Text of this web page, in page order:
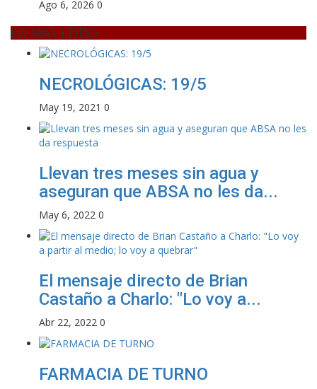
Ago 6, 2026 0
LO MAS LEIDO
NECROLÓGICAS: 19/5
May 19, 2021 0
Llevan tres meses sin agua y
aseguran que ABSA no les da...
May 6, 2022 0
El mensaje directo de Brian
Castaño a Charlo: "Lo voy a...
Abr 22, 2022 0
FARMACIA DE TURNO